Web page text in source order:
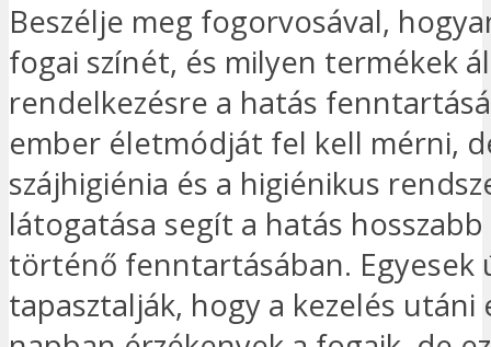
Beszélje meg fogorvosával,
fogai színét, és milyen termékek
rendelkezésre a hatás
ember életmódját fel kell mérni,
szájhigiénia és a higiénikus
látogatása segít a hatás
történő fenntartásában. Egyesek
tapasztalják, hogy a kezelés utáni